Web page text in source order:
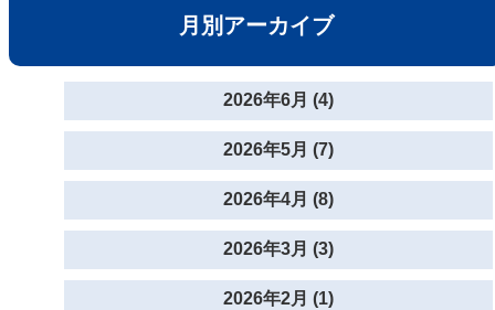
月別アーカイブ
2026年6月 (4)
2026年5月 (7)
2026年4月 (8)
2026年3月 (3)
2026年2月 (1)